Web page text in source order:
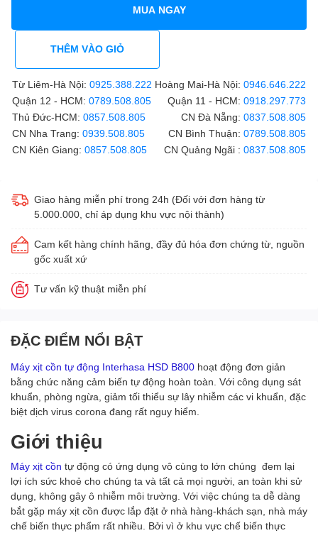
MUA NGAY
THÊM VÀO GIỎ
Từ Liêm-Hà Nội: 0925.388.222 Hoàng Mai-Hà Nội: 0946.646.222
Quận 12 - HCM: 0789.508.805 Quận 11 - HCM: 0918.297.773
Thủ Đức-HCM: 0857.508.805 CN Đà Nẵng: 0837.508.805
CN Nha Trang: 0939.508.805 CN Bình Thuận: 0789.508.805
CN Kiên Giang: 0857.508.805 CN Quảng Ngãi : 0837.508.805
Giao hàng miễn phí trong 24h (Đối với đơn hàng từ
5.000.000, chỉ áp dụng khu vực nội thành)
Cam kết hàng chính hãng, đầy đủ hóa đơn chứng từ, nguồn
gốc xuất xứ
Tư vấn kỹ thuật miễn phí
ĐẶC ĐIỂM NỔI BẬT
Máy xịt cồn tự động Interhasa HSD B800 hoạt động đơn giản
bằng chức năng cảm biến tự động hoàn toàn. Với công dụng sát
khuẩn, phòng ngừa, giảm tối thiểu sự lây nhiễm các vi khuẩn, đặc
biệt dịch virus corona đang rất nguy hiểm.
Giới thiệu
Máy xịt cồn tự động có ứng dụng vô cùng to lớn chúng đem lại
lợi ích sức khoẻ cho chúng ta và tất cả mọi người, an toàn khi sử
dụng, không gây ô nhiễm môi trường. Với việc chúng ta dễ dàng
bắt gặp máy xịt cồn được lắp đặt ở nhà hàng-khách sạn, nhà máy
chế biến thực phẩm rất nhiều. Bởi vì ở khu vực chế biến thực